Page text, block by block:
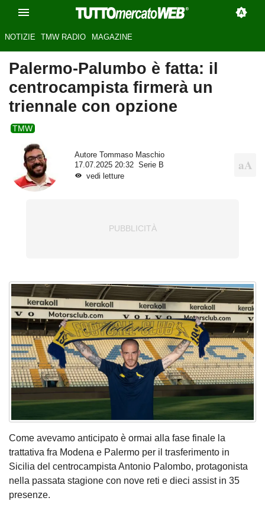
NOTIZIE TMW RADIO MAGAZINE
Palermo-Palumbo è fatta: il
centrocampista firmerà un
triennale con opzione
TMW
Autore
Tommaso Maschio
17.07.2025 20:32
Serie B
vedi letture
Come avevamo anticipato è ormai alla fase finale la
trattativa fra Modena e Palermo per il trasferimento in
Sicilia del centrocampista Antonio Palombo, protagonista
nella passata stagione con nove reti e dieci assist in 35
presenze.